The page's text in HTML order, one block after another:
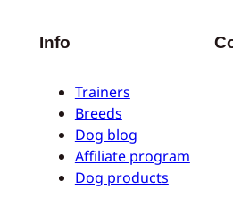
Info
Trainers
Breeds
Dog blog
Affiliate program
Dog products